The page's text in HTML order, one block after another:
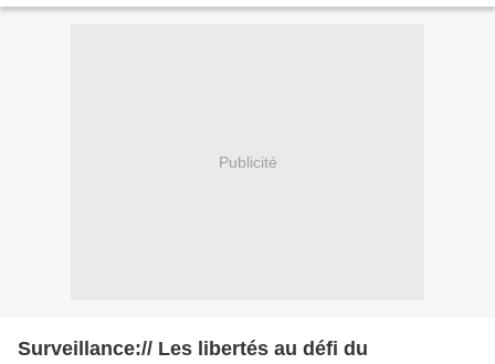
Publicité
Surveillance:// Les libertés au défi du